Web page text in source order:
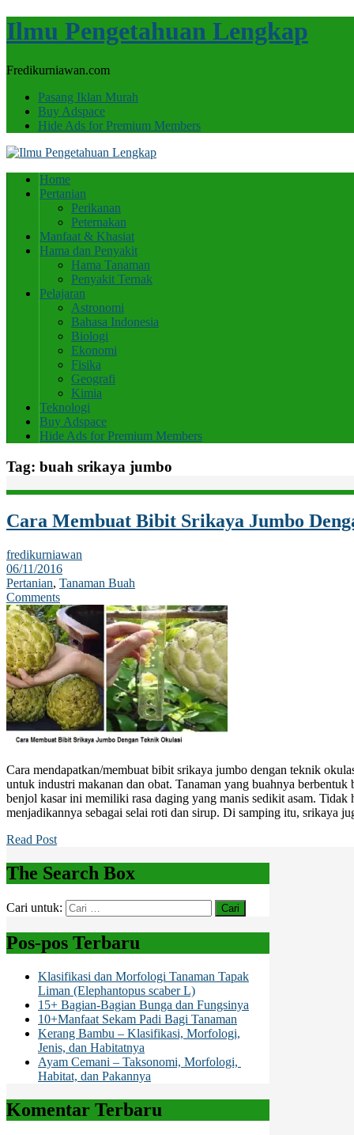
Ilmu Pengetahuan Lengkap
Fredikurniawan.com
Pasang Iklan Murah
Buy Adspace
Hide Ads for Premium Members
Home
Pertanian
Perikanan
Peternakan
Manfaat & Khasiat
Hama dan Penyakit
Hama Tanaman
Penyakit Ternak
Pelajaran
Astronomi
Bahasa Indonesia
Biologi
Ekonomi
Fisika
Geografi
Kimia
Teknologi
Buy Adspace
Hide Ads for Premium Members
Tag: buah srikaya jumbo
Cara Membuat Bibit Srikaya Jumbo
fredikurniawan
06/11/2016
Pertanian, Tanaman Buah
Comments
Cara mendapatkan/membuat bibit srikaya jumbo dengan teknik
untuk industri makanan dan obat. Tanaman yang buahnya
benjol kasar ini memiliki rasa daging yang manis sedikit asam. Tidak
menjadikannya sebagai selai roti dan sirup. Di samping itu, srikaya
Read Post
The Search Box
Cari untuk:
Pos-pos Terbaru
Klasifikasi dan Morfologi Tanaman Tapak
Liman (Elephantopus scaber L)
15+ Bagian-Bagian Bunga dan Fungsinya
10+Manfaat Sekam Padi Bagi Tanaman
Kerang Bambu – Klasifikasi, Morfologi,
Jenis, dan Habitatnya
Ayam Cemani – Taksonomi, Morfologi,
Habitat, dan Pakannya
Komentar Terbaru